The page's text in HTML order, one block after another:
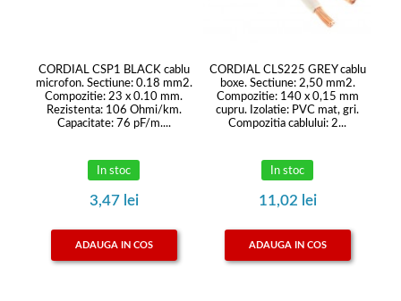
CORDIAL CSP1 BLACK cablu
microfon. Sectiune: 0.18 mm2.
Compozitie: 23 x 0.10 mm.
Rezistenta: 106 Ohmi/km.
Capacitate: 76 pF/m....
In stoc
3,47 lei
ADAUGA IN COS
CORDIAL CLS225 GREY cablu
boxe. Sectiune: 2,50 mm2.
Compozitie: 140 x 0,15 mm
cupru. Izolatie: PVC mat, gri.
Compozitia cablului: 2...
In stoc
11,02 lei
ADAUGA IN COS